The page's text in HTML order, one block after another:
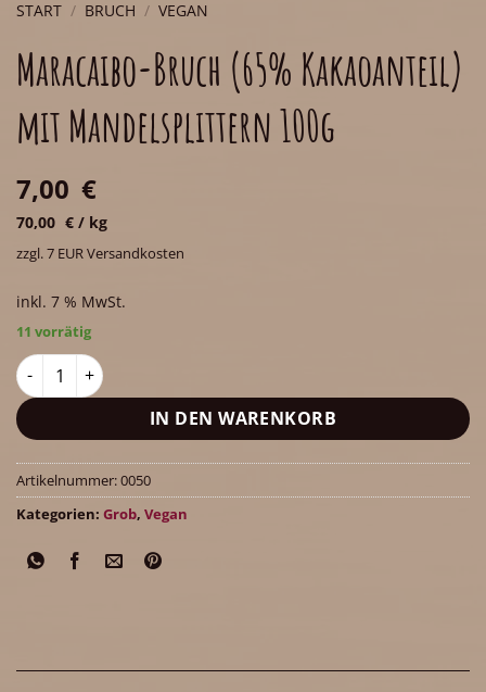
START / BRUCH / VEGAN
Maracaibo-Bruch (65% Kakaoanteil)
mit Mandelsplittern 100g
7,00 €
70,00 € / kg
zzgl. 7 EUR Versandkosten
inkl. 7 % MwSt.
11 vorrätig
Maracaibo-Bruch (65% Kakaoanteil) mit Mandelsplittern 100g
IN DEN WARENKORB
Artikelnummer:0050
Kategorien: Grob, Vegan